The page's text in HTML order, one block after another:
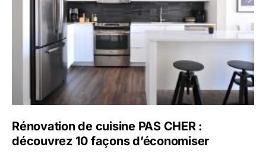
Rénovation de cuisine PAS CHER :
découvrez 10 façons d’économiser